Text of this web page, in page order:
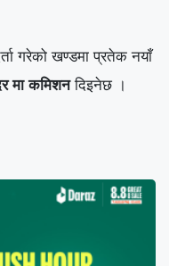
गरेको खण्डमा प्रतेक नयाँ
मा कमिशनदिइनेछ ।